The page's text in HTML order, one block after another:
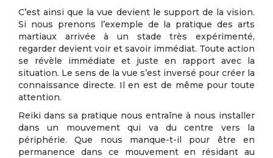
C’est ainsi que la vue devient le support de la vision.
Si nous prenons l’exemple de la pratique des arts
martiaux arrivée à un stade très expérimenté,
regarder devient voir et savoir immédiat. Toute action
se révèle immédiate et juste en rapport avec la
situation. Le sens de la vue s’est inversé pour créer la
connaissance directe. Il en est de même pour toute
attention.
Reiki dans sa pratique nous entraîne à nous installer
dans un mouvement qui va du centre vers la
périphérie. Que nous manque-t-il pour être en
permanence dans ce mouvement en résidant au